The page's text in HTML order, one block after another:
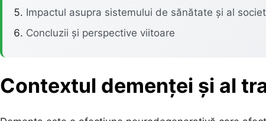
Impactul asupra sistemului de sănătate și al
Concluzii și perspective viitoare
Contextul demenței și al